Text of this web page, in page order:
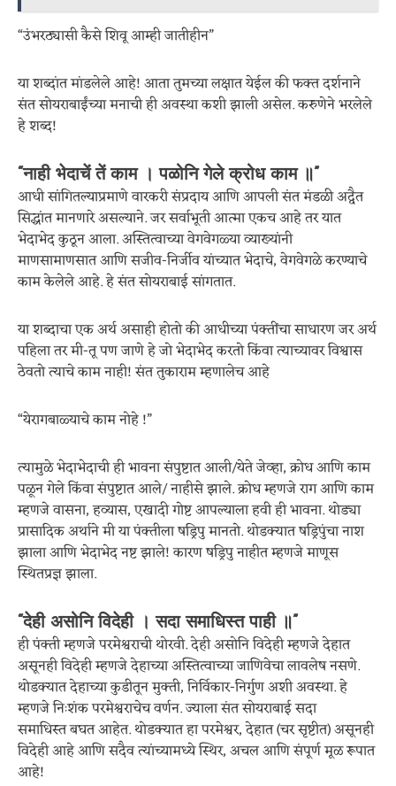
“उंभरठ्यासी कैसे शिवू आम्ही जातीहीन”
या शब्दांत मांडलेले आहे! आता तुमच्या लक्षात येईल की फक्त दर्शनाने
संत सोयराबाईंच्या मनाची ही अवस्था कशी झाली असेल. करुणेने भरलेले
हे शब्द!
“नाही भेदाचें तें काम । पळोनि गेले क्रोध काम ॥”
आधी सांगितल्याप्रमाणे वारकरी संप्रदाय आणि आपली संत मंडळी अद्वैत
सिद्धांत मानणारे असल्याने. जर सर्वाभूती आत्मा एकच आहे तर यात
भेदाभेद कुठून आला. अस्तित्वाच्या वेगवेगळ्या व्याख्यांनी
माणसामाणसात आणि सजीव-निर्जीव यांच्यात भेदाचे, वेगवेगळे करण्याचे
काम केलेले आहे. हे संत सोयराबाई सांगतात.
या शब्दाचा एक अर्थ असाही होतो की आधीच्या पंक्तींचा साधारण जर अर्थ
पहिला तर मी-तू पण जाणे हे जो भेदाभेद करतो किंवा त्याच्यावर विश्वास
ठेवतो त्याचे काम नाही! संत तुकाराम म्हणालेच आहे
“येरागबाळ्याचे काम नोहे !”
त्यामुळे भेदाभेदाची ही भावना संपुष्टात आली/येते जेव्हा, क्रोध आणि काम
पळून गेले किंवा संपुष्टात आले/ नाहीसे झाले. क्रोध म्हणजे राग आणि काम
म्हणजे वासना, हव्यास, एखादी गोष्ट आपल्याला हवी ही भावना. थोड्या
प्रासादिक अर्थाने मी या पंक्तीला षड्रिपु मानतो. थोडक्यात षड्रिपुंचा नाश
झाला आणि भेदाभेद नष्ट झाले! कारण षड्रिपु नाहीत म्हणजे माणूस
स्थितप्रज्ञ झाला.
“देही असोनि विदेही । सदा समाधिस्त पाही ॥”
ही पंक्ती म्हणजे परमेश्वराची थोरवी. देही असोनि विदेही म्हणजे देहात
असूनही विदेही म्हणजे देहाच्या अस्तित्वाच्या जाणिवेचा लावलेष नसणे.
थोडक्यात देहाच्या कुडीतून मुक्ती, निर्विकार-निर्गुण अशी अवस्था. हे
म्हणजे निःशंक परमेश्वराचेच वर्णन. ज्याला संत सोयराबाई सदा
समाधिस्त बघत आहेत. थोडक्यात हा परमेश्वर, देहात (चर सृष्टीत) असूनही
विदेही आहे आणि सदैव त्यांच्यामध्ये स्थिर, अचल आणि संपूर्ण मूळ रूपात
आहे!